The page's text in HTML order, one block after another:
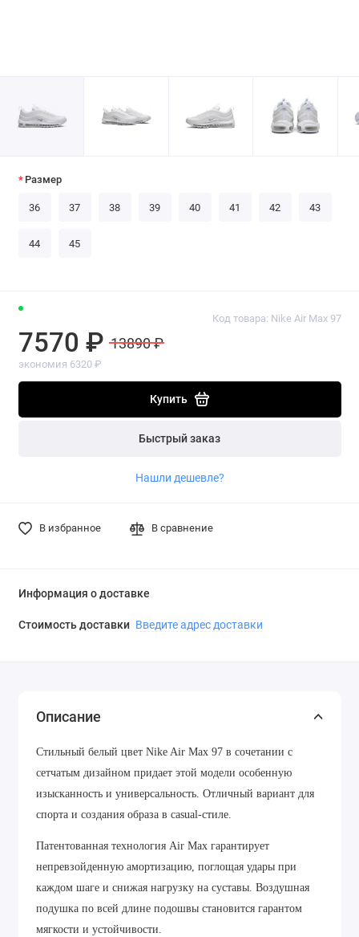
Код товара: Nike Air Max 97
7570 ₽ 13890 ₽
экономия 6320 ₽
Купить
Быстрый заказ
Нашли дешевле?
В избранное В сравнение
Размер
36 37 38 39 40 41 42 43
44 45
Информация о доставке
Стоимость доставки Введите адрес доставки
Описание
Стильный белый цвет Nike Air Max 97 в сочетании с
сетчатым дизайном придает этой модели особенную
изысканность и универсальность. Отличный вариант для
спорта и создания образа в casual-стиле.
Патентованная технология Air Max гарантирует
непревзойденную амортизацию, поглощая удары при
каждом шаге и снижая нагрузку на суставы. Воздушная
подушка по всей длине подошвы становится гарантом
мягкости и устойчивости.